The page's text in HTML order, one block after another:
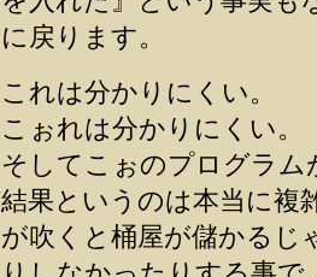
に戻ります。
これは分かりにくい。
こぉれは分かりにくい。
そしてこぉのプログラム
結果というのは本当に複
が吹くと桶屋が儲かるじ